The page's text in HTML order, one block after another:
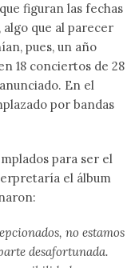
figuran las fechas
algo que al parecer
pues, un año
18 conciertos de 28
En el
por bandas
para ser el
el álbum
no estamos
desafortunada.